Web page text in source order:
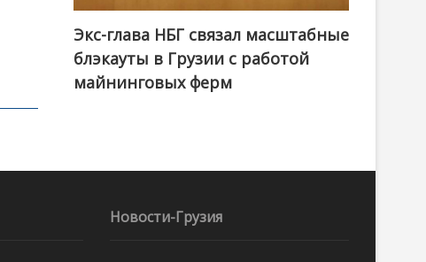
Экс-глава НБГ связал масштабные
блэкауты в Грузии с работой
майнинговых ферм
Новости-Грузия